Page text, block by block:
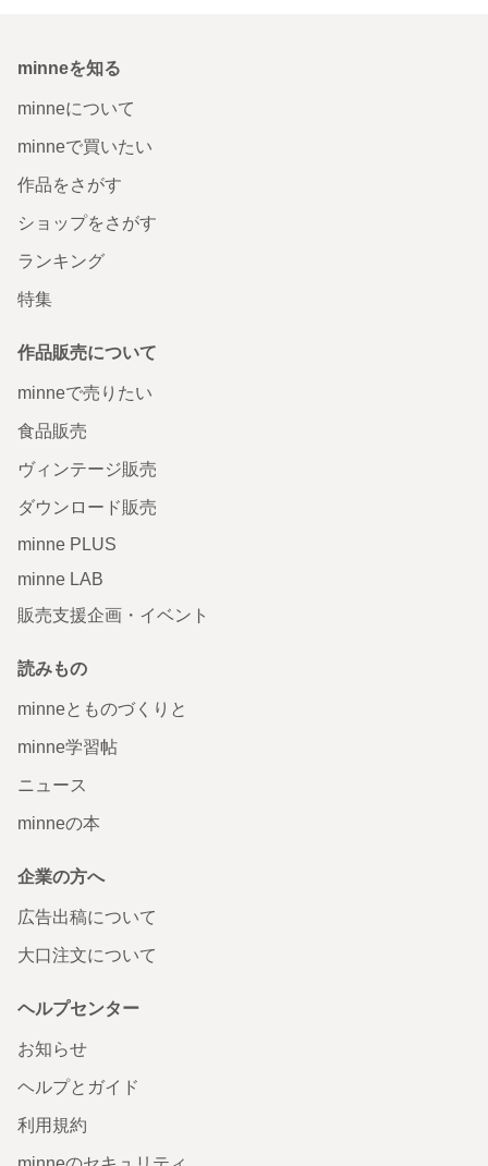
minneを知る
minneについて
minneで買いたい
作品をさがす
ショップをさがす
ランキング
特集
作品販売について
minneで売りたい
食品販売
ヴィンテージ販売
ダウンロード販売
minne PLUS
minne LAB
販売支援企画・イベント
読みもの
minneとものづくりと
minne学習帖
ニュース
minneの本
企業の方へ
広告出稿について
大口注文について
ヘルプセンター
お知らせ
ヘルプとガイド
利用規約